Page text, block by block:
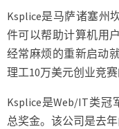
Ksplice是马萨诸塞州
件可以帮助计算机用
经常麻烦的重新启动
理工10万美元创业竞赛
Ksplice是Web/IT类
总奖金。该公司是去